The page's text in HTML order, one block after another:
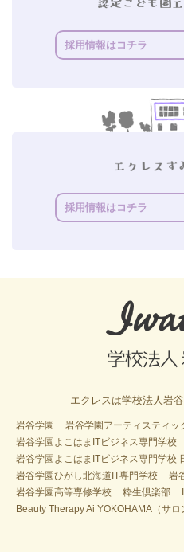
採用情報はコチラ
採用情報はコチラ
エクレスは学校法人岩
岩谷学園
岩谷学園アーティスティッ
岩谷学園よこはまITビジネス専門学校
岩谷学園よこはまITビジネス専門学校
岩谷学園ひがし北海道IT専門学校
岩
岩谷学園高等専修学校
粋生倶楽部
Beauty Therapy Ai YOKOHAMA（サロ